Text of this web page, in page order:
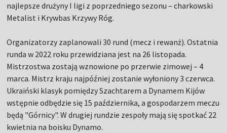
najlepsze drużyny I ligi z poprzedniego sezonu – charkowski
Metalist i Krywbas Krzywy Róg.
Organizatorzy zaplanowali 30 rund (mecz i rewanż). Ostatnia
runda w 2022 roku przewidziana jest na 26 listopada.
Mistrzostwa zostają wznowione po przerwie zimowej – 4
marca. Mistrz kraju najpóźniej zostanie wyłoniony 3 czerwca.
Ukraiński klasyk pomiędzy Szachtarem a Dynamem Kijów
wstępnie odbędzie się 15 października, a gospodarzem meczu
będą "Górnicy". W drugiej rundzie zespoły mają się spotkać 22
kwietnia na boisku Dynamo.